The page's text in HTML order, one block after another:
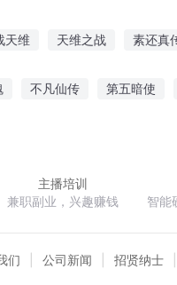
天维 天维之战 素还真
不凡仙传 第五暗使
主播培训
兼职副业，兴趣赚钱
智能
们 公司新闻 招贤纳士